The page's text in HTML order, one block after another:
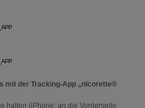
mit der Tracking-App „nicorette®
(iPhone: an die Vorderseite;